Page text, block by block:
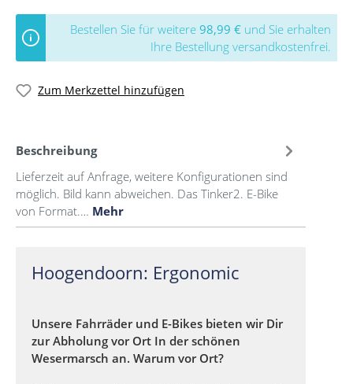
Bestellen Sie für weitere 98,99 € und Sie erhalten
Ihre Bestellung versandkostenfrei.
Zum Merkzettel hinzufügen
Beschreibung
Lieferzeit auf Anfrage, weitere Konfigurationen sind
möglich. Bild kann abweichen. Das Tinker2. E-Bike
von Format.… Mehr
Hoogendoorn: Ergonomic
Unsere Fahrräder und E-Bikes bieten wir Dir
zur Abholung vor Ort In der schönen
Wesermarsch an. Warum vor Ort?